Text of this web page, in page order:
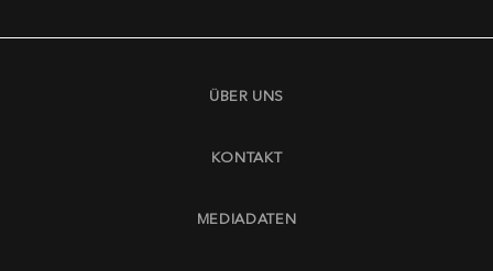
ÜBER UNS
KONTAKT
MEDIADATEN